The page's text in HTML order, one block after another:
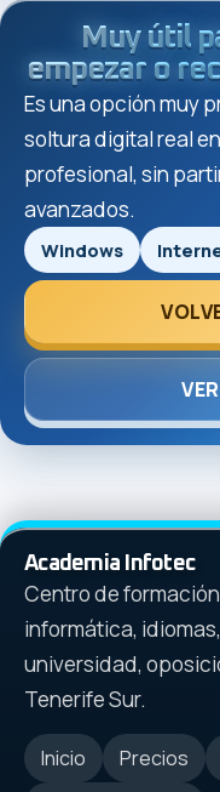
Muy útil
empezar o
Es una opción muy
soltura digital real
profesional, sin
avanzados.
Windows
Academia Infotec
Centro de
informática,
universidad,
Tenerife Sur.
Inicio Precios